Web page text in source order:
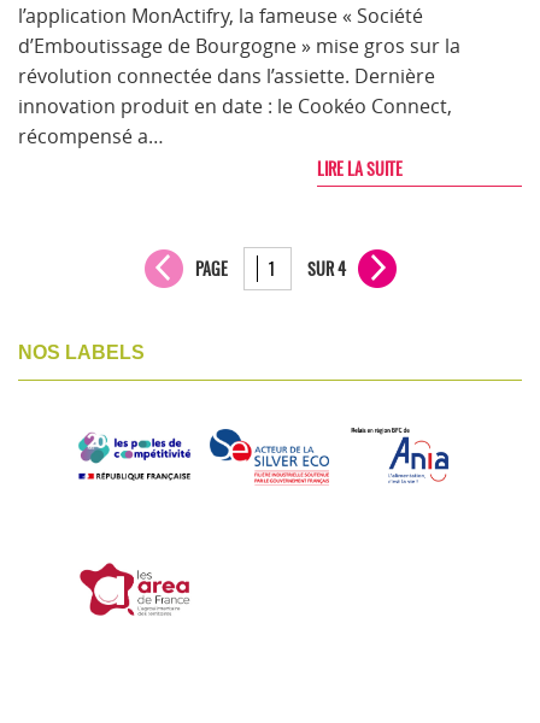
l’application MonActifry, la fameuse « Société
d’Emboutissage de Bourgogne » mise gros sur la
révolution connectée dans l’assiette. Dernière
innovation produit en date : le Cookéo Connect,
récompensé a…
LIRE LA SUITE
PAGE SUR 4
NOS LABELS